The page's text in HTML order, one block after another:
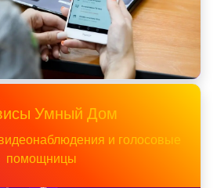
Умный Дом
и голосовые
помощницы